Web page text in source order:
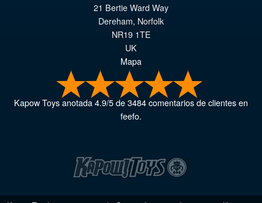
21 Bertie Ward Way
Dereham, Norfolk
NR19 1TE
UK
Mapa
Kapow Toysanotada4.9/5de3484comentarios de clientes en
feefo.